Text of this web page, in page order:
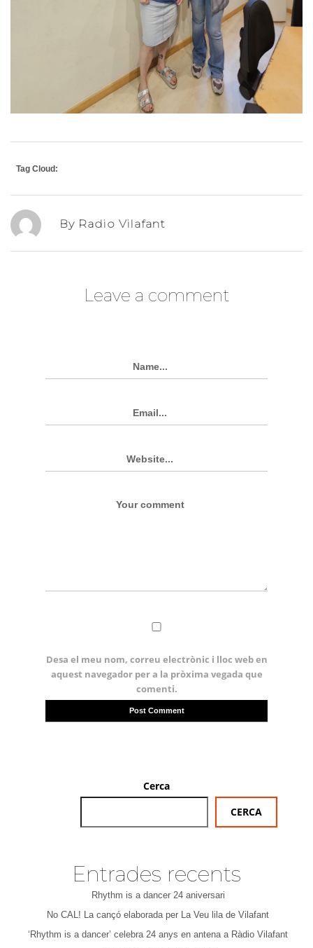
Tag Cloud:
By Radio Vilafant
Leave a comment
Desa el meu nom, correu electrònic i lloc web en
aquest navegador per a la pròxima vegada que
comenti.
Cerca
CERCA
Entrades recents
Rhythm is a dancer 24 aniversari
No CAL! La cançó elaborada per La Veu lila de Vilafant
‘Rhythm is a dancer’ celebra 24 anys en antena a Ràdio Vilafant